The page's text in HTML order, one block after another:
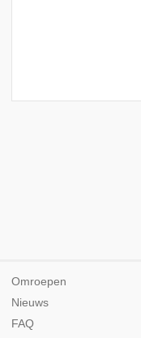
Omroepen
Nieuws
FAQ